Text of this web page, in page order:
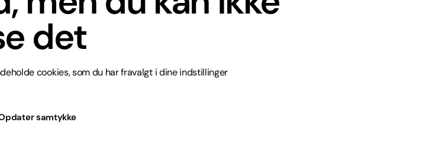
det
cookies, som du har fravalgt i dine indstillinger
samtykke